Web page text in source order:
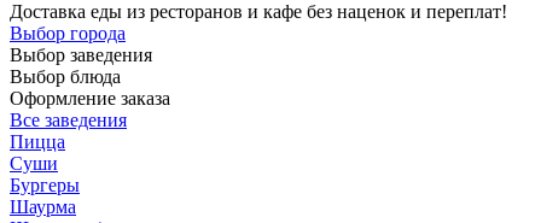
Доставка еды из ресторанов и кафе без наценок и переплат!
Выбор города
Выбор заведения
Выбор блюда
Оформление заказа
Все заведения
Пицца
Суши
Бургеры
Шаурма